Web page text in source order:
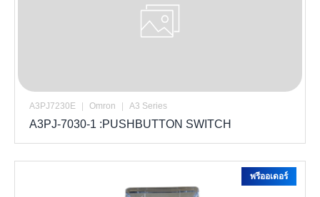
A3PJ7230E Omron A3 Series
A3PJ-7030-1 :PUSHBUTTON SWITCH
พรีออเดอร์